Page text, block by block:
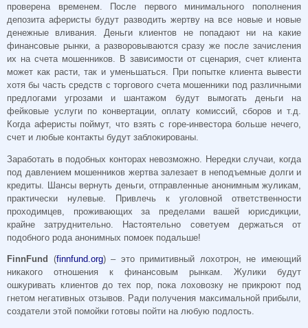
проверена временем. После первого минимального пополнения
депозита аферисты будут разводить жертву на все новые и новые
денежные вливания. Деньги клиентов не попадают ни на какие
финансовые рынки, а разворовываются сразу же после зачисления
их на счета мошенников. В зависимости от сценария, счет клиента
может как расти, так и уменьшаться. При попытке клиента вывести
хотя бы часть средств с торгового счета мошенники под различными
предлогами угрозами и шантажом будут вымогать деньги на
фейковые услуги по конвертации, оплату комиссий, сборов и т.д.
Когда аферисты поймут, что взять с горе-инвестора больше нечего,
счет и любые контакты будут заблокированы.
Заработать в подобных конторах невозможно. Нередки случаи, когда
под давлением мошенников жертва залезает в неподъемные долги и
кредиты. Шансы вернуть деньги, отправленные анонимным жуликам,
практически нулевые. Привлечь к уголовной ответственности
проходимцев, проживающих за пределами вашей юрисдикции,
крайне затруднительно. Настоятельно советуем держаться от
подобного рода анонимных помоек подальше!
FinnFund (finnfund.org) – это примитивный лохотрон, не имеющий
никакого отношения к финансовым рынкам. Жулики будут
ошкуривать клиентов до тех пор, пока лоховозку не прикроют под
гнетом негативных отзывов. Ради получения максимальной прибыли,
создатели этой помойки готовы пойти на любую подлость.